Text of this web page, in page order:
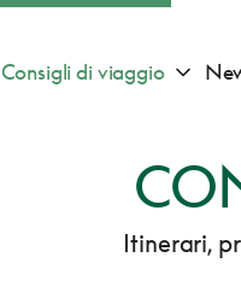
Consigli di viaggio Apri
Itinerari,